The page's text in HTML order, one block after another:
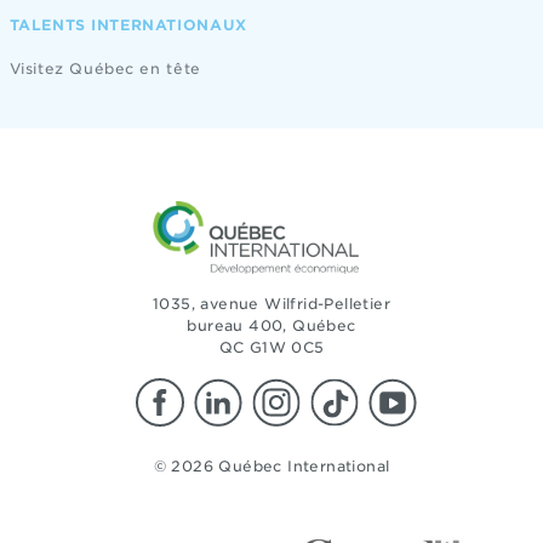
TALENTS INTERNATIONAUX
Visitez Québec en tête
1035, avenue Wilfrid-Pelletier
bureau 400, Québec
QC G1W 0C5
© 2026 Québec International